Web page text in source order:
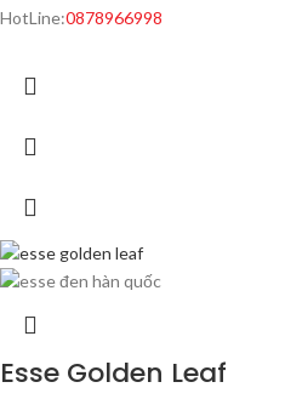
HotLine:0878966998
Esse Golden Leaf